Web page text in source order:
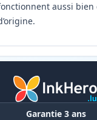
aussi bien
Garantie 3 ans